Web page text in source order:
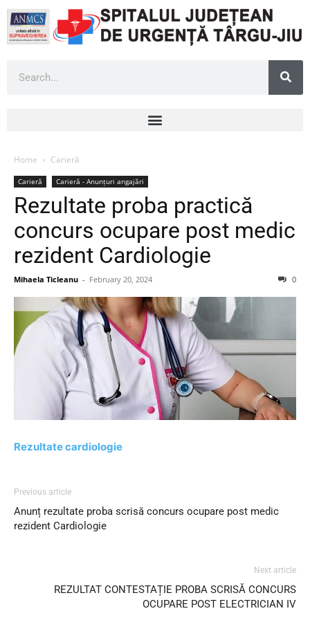
Home Carieră
Carieră Carieră - Anunțuri angajări
Rezultate proba practică
concurs ocupare post medic
rezident Cardiologie
Mihaela Ticleanu - February 20, 2024 0
Rezultate cardiologie
Previous article
Anunț rezultate proba scrisă concurs ocupare post medic
rezident Cardiologie
Next article
REZULTAT CONTESTAȚIE PROBA SCRISĂ CONCURS
OCUPARE POST ELECTRICIAN IV